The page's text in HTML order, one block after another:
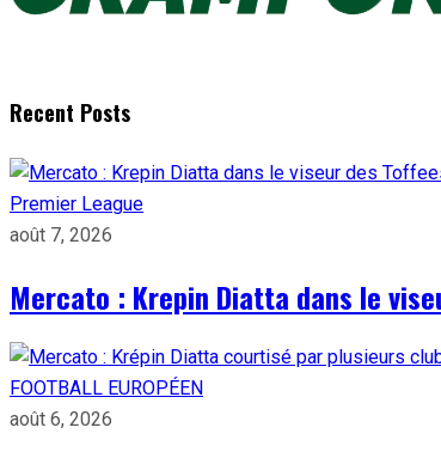
Recent Posts
Premier League
août 7, 2026
Mercato : Krepin Diatta dans le
FOOTBALL EUROPÉEN
août 6, 2026